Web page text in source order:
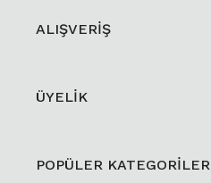
ALIŞVERİŞ
ÜYELİK
POPÜLER KATEGORİLER